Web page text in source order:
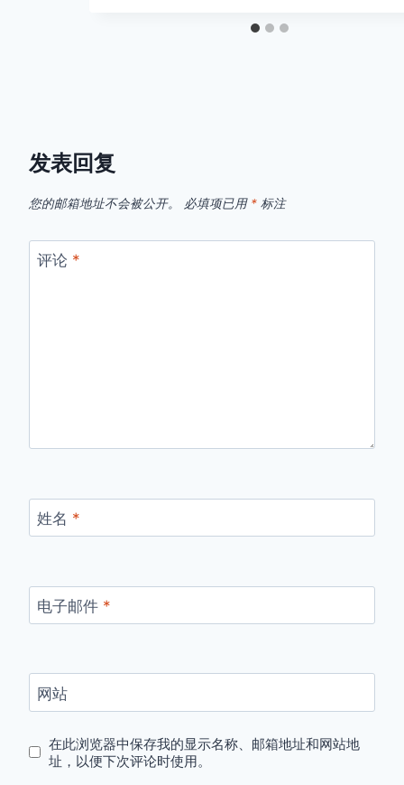
发表回复
您的邮箱地址不会被公开。 必填项已用 * 标注
评论 *
姓名 *
电子邮件 *
网站
在此浏览器中保存我的显示名称、邮箱地址和网站地
址，以便下次评论时使用。